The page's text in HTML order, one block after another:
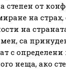
степен от
на страх,
на
са
с
неща, ако